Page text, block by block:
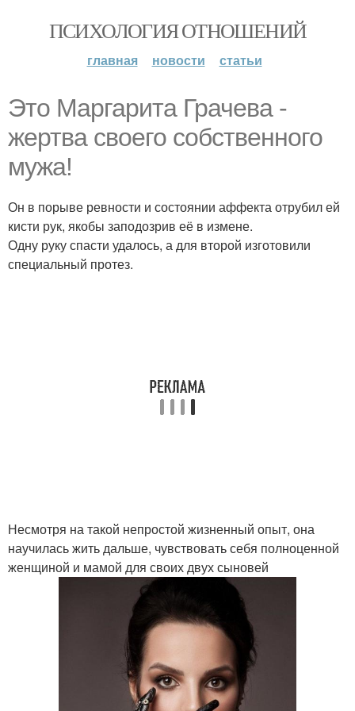
ПСИХОЛОГИЯ ОТНОШЕНИЙ
главная новости статьи
Это Маргарита Грачева -
жертва своего собственного
мужа!
Он в порыве ревности и состоянии аффекта отрубил ей
кисти рук, якобы заподозрив её в измене.
Одну руку спасти удалось, а для второй изготовили
специальный протез.
Несмотря на такой непростой жизненный опыт, она
научилась жить дальше, чувствовать себя полноценной
женщиной и мамой для своих двух сыновей